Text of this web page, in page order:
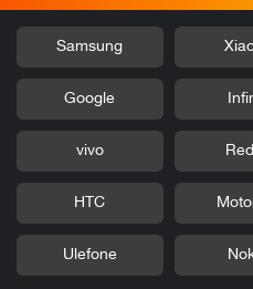
Samsung
Google
vivo
HTC
Ulefone